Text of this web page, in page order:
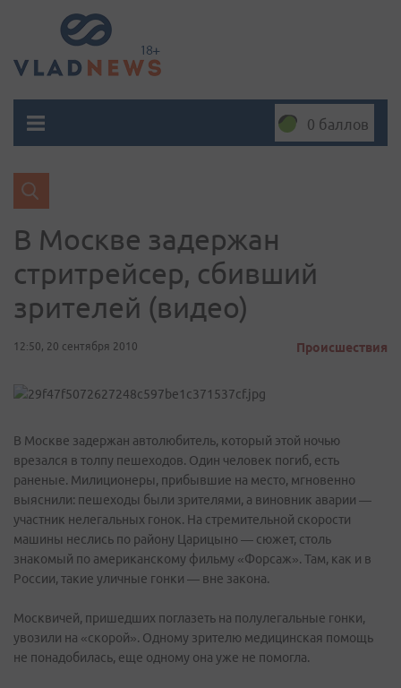
0 баллов
В Москве задержан
стритрейсер, сбивший
зрителей (видео)
12:50, 20 сентября 2010 Происшествия
В Москве задержан автолюбитель, который этой ночью
врезался в толпу пешеходов. Один человек погиб, есть
раненые. Милиционеры, прибывшие на место, мгновенно
выяснили: пешеходы были зрителями, а виновник аварии —
участник нелегальных гонок. На стремительной скорости
машины неслись по району Царицыно — сюжет, столь
знакомый по американскому фильму «Форсаж». Там, как и в
России, такие уличные гонки — вне закона.
Москвичей, пришедших поглазеть на полулегальные гонки,
увозили на «скорой». Одному зрителю медицинская помощь
не понадобилась, еще одному она уже не помогла.